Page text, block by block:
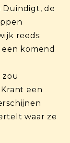
Duindigt, de
reeds
komend
zou
een
waar ze